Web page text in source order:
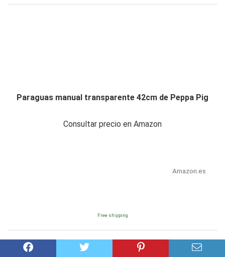
Paraguas manual transparente 42cm de Peppa Pig
Consultar precio en Amazon
Amazon.es
Free shipping